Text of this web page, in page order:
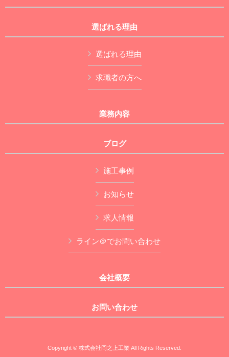
選ばれる理由
選ばれる理由
求職者の方へ
業務内容
ブログ
施工事例
お知らせ
求人情報
ライン＠でお問い合わせ
会社概要
お問い合わせ
Copyright © 株式会社岡之上工業 All Rights Reserved.